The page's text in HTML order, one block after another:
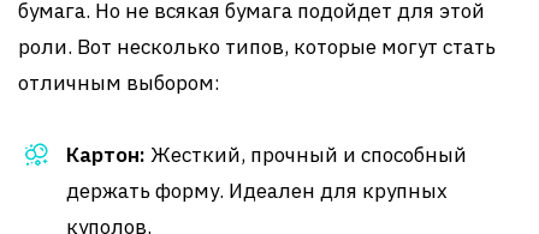
бумага. Но не всякая бумага подойдет для этой
роли. Вот несколько типов, которые могут стать
отличным выбором:
Картон: Жесткий, прочный и способный
держать форму. Идеален для крупных
куполов.